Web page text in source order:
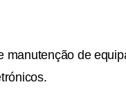
manutenção de